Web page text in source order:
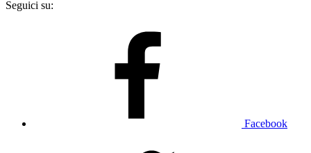
Seguici su:
Facebook